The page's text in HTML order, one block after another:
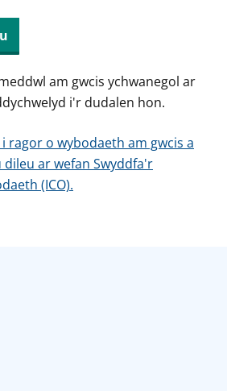
am gwcis ychwanegol ar
i'r dudalen hon.
ragor o wybodaeth am gwcis a
ar wefan Swyddfa'r
(ICO).